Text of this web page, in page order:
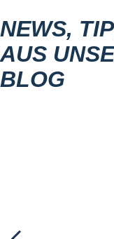
NEWS,
AUS
BLOG